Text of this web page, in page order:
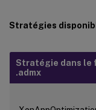
Stratégies
Stratégie dans le
.admx